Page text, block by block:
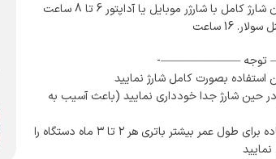
با شارژر موبایل یا آداپتور 6 تا 8 ساعت
16 ساعت
———————-
استفاده بصورت کامل شارژ نمایید
حین شارژ جدا خودداری نمایید (باعث آسیب به
در صورت عدم استفاده برای طول عمر بیشتر باتری هر ۲ تا ۳ ماه دستگاه را